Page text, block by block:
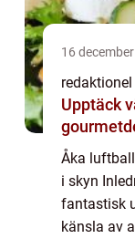
16
redaktionel
Upptäck
Åka
i skyn
fantastisk
känsla av